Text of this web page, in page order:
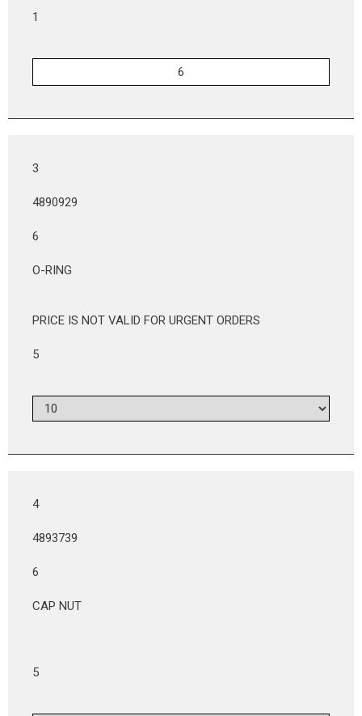
1
3
4890929
6
O-RING
PRICE IS NOT VALID FOR URGENT ORDERS
5
4
4893739
6
CAP NUT
5